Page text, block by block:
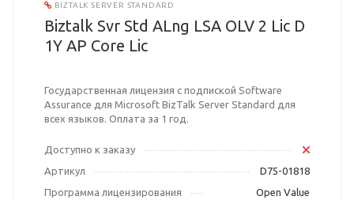
BIZTALK SERVER STANDARD
Biztalk Svr Std ALng LSA OLV 2 Lic D
1Y AP Core Lic
Государственная лицензия с подпиской Software
Assurance для Microsoft BizTalk Server Standard для
всех языков. Оплата за 1 год.
Доступно к заказу
Артикул
D75-01818
Программа лицензирования
Open Value